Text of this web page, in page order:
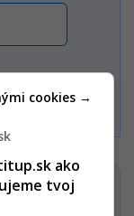
a
odporúčaní
ako
tvoj
cookies →